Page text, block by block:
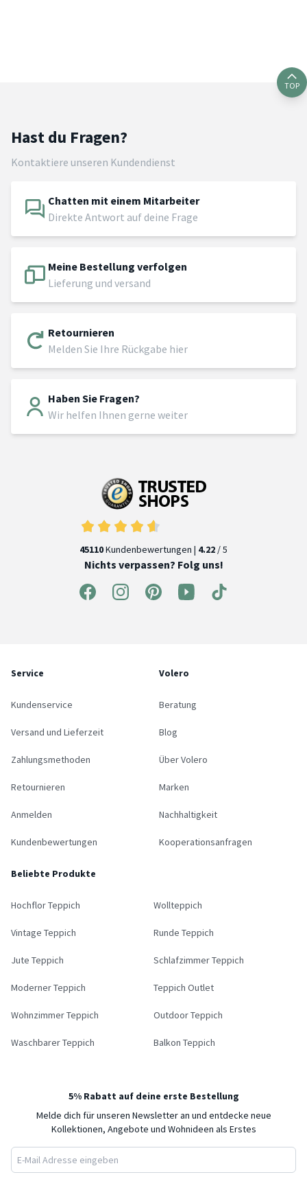
TOP
Hast du Fragen?
Kontaktiere unseren Kundendienst
Chatten mit einem Mitarbeiter
Direkte Antwort auf deine Frage
Meine Bestellung verfolgen
Lieferung und versand
Retournieren
Melden Sie Ihre Rückgabe hier
Haben Sie Fragen?
Wir helfen Ihnen gerne weiter
45110Kundenbewertungen | 4.22 / 5
Nichts verpassen? Folg uns!
Service
Kundenservice
Versand und Lieferzeit
Zahlungsmethoden
Retournieren
Anmelden
Kundenbewertungen
Volero
Beratung
Blog
Über Volero
Marken
Nachhaltigkeit
Kooperationsanfragen
Beliebte Produkte
Hochflor Teppich Wollteppich
Vintage Teppich Runde Teppich
Jute Teppich Schlafzimmer Teppich
Moderner Teppich Teppich Outlet
Wohnzimmer Teppich Outdoor Teppich
Waschbarer Teppich Balkon Teppich
5% Rabatt auf deine erste Bestellung
Melde dich für unseren Newsletter an und entdecke neue
Kollektionen, Angebote und Wohnideen als Erstes